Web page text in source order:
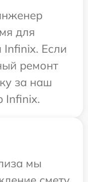
для
Infinix. Если
ремонт
за наш
Infinix.
мы